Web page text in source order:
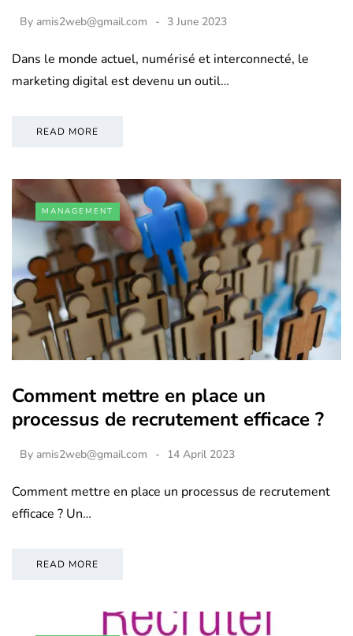
By amis2web@gmail.com 3 June 2023
Dans le monde actuel, numérisé et interconnecté, le
marketing digital est devenu un outil…
READ MORE
MANAGEMENT
Comment mettre en place un
processus de recrutement efficace ?
By amis2web@gmail.com 14 April 2023
Comment mettre en place un processus de recrutement
efficace ? Un…
READ MORE